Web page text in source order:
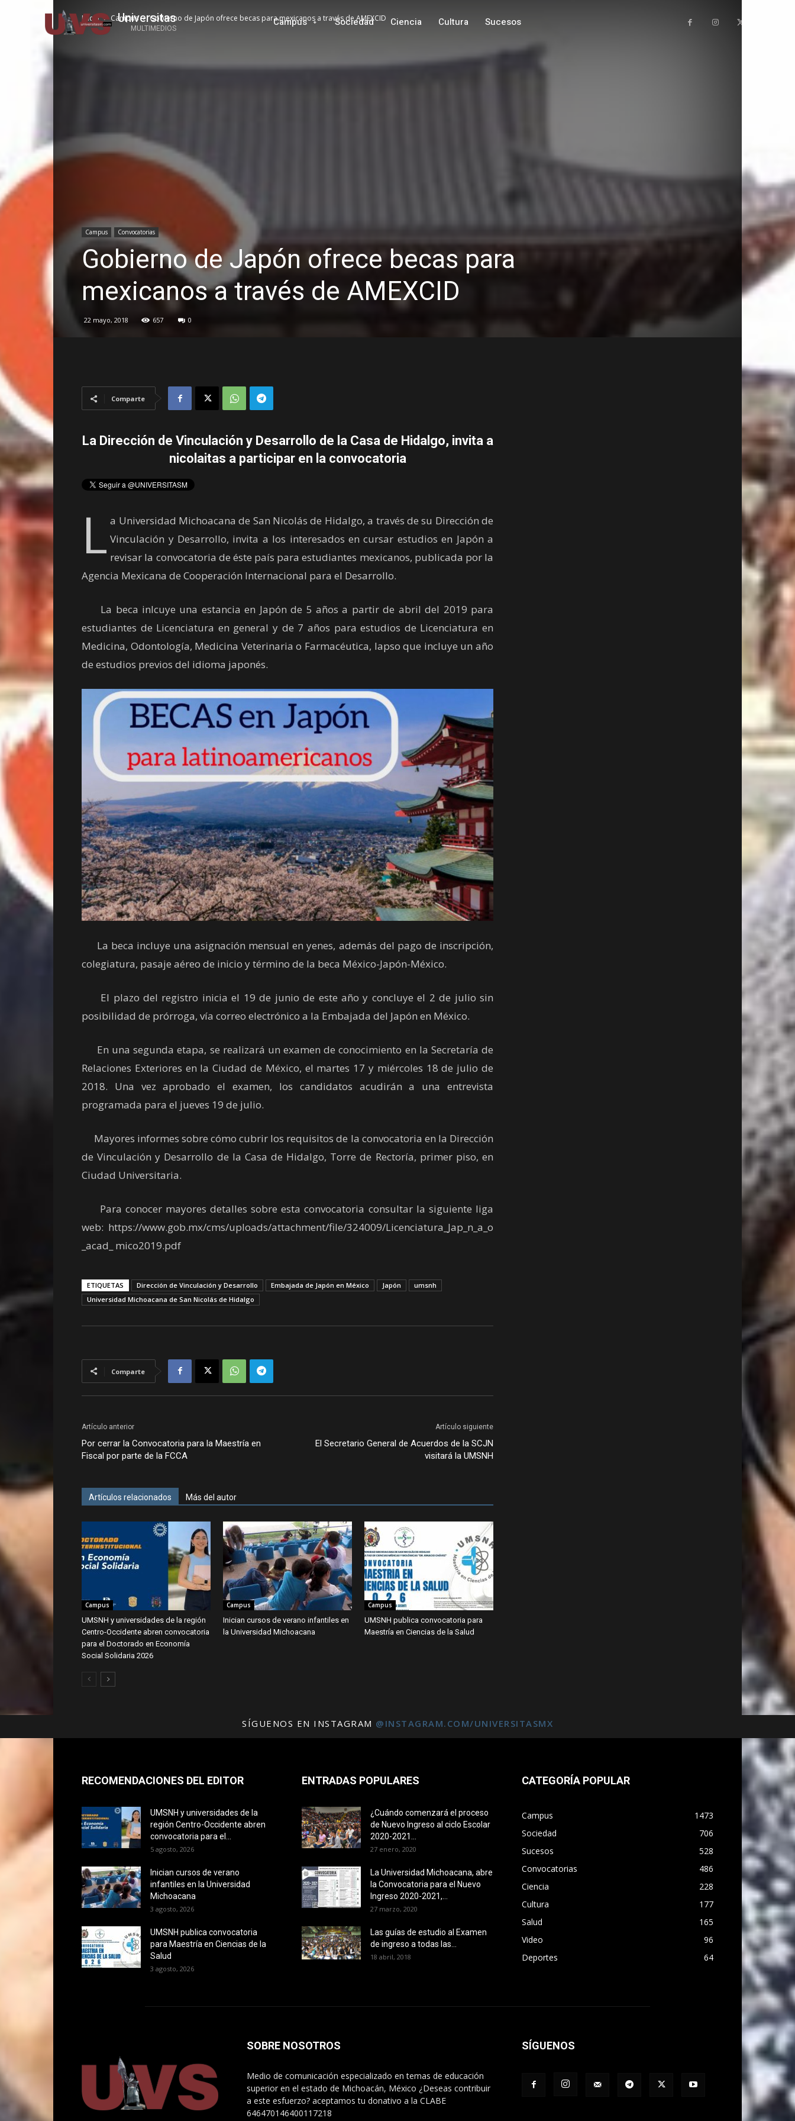
Universitas
MULTIMEDIOS
Campus Sociedad Ciencia Cultura Sucesos
Inicio Campus Gobierno de Japón ofrece becas para mexicanos a través de AMEXCID
Campus Convocatorias
Gobierno de Japón ofrece becas para
mexicanos a través de AMEXCID
22 mayo, 2018 657 0
Comparte
La Dirección de Vinculación y Desarrollo de la Casa de Hidalgo, invita a
nicolaitas a participar en la convocatoria
L a Universidad Michoacana de San Nicolás de Hidalgo, a través de su Dirección de
Vinculación y Desarrollo, invita a los interesados en cursar estudios en Japón a
revisar la convocatoria de éste país para estudiantes mexicanos, publicada por la
Agencia Mexicana de Cooperación Internacional para el Desarrollo.
La beca inlcuye una estancia en Japón de 5 años a partir de abril del 2019 para
estudiantes de Licenciatura en general y de 7 años para estudios de Licenciatura en
Medicina, Odontología, Medicina Veterinaria o Farmacéutica, lapso que incluye un año
de estudios previos del idioma japonés.
La beca incluye una asignación mensual en yenes, además del pago de inscripción,
colegiatura, pasaje aéreo de inicio y término de la beca México-Japón-México.
El plazo del registro inicia el 19 de junio de este año y concluye el 2 de julio sin
posibilidad de prórroga, vía correo electrónico a la Embajada del Japón en México.
En una segunda etapa, se realizará un examen de conocimiento en la Secretaría de
Relaciones Exteriores en la Ciudad de México, el martes 17 y miércoles 18 de julio de
2018. Una vez aprobado el examen, los candidatos acudirán a una entrevista
programada para el jueves 19 de julio.
Mayores informes sobre cómo cubrir los requisitos de la convocatoria en la Dirección
de Vinculación y Desarrollo de la Casa de Hidalgo, Torre de Rectoría, primer piso, en
Ciudad Universitaria.
Para conocer mayores detalles sobre esta convocatoria consultar la siguiente liga
web: https://www.gob.mx/cms/uploads/attachment/file/324009/Licenciatura_Jap_n_a_o
_acad_ mico2019.pdf
ETIQUETAS Dirección de Vinculación y Desarrollo Embajada de Japón en México Japón
umsnh
Universidad Michoacana de San Nicolás de Hidalgo
Comparte
Artículo anterior
Por cerrar la Convocatoria para la Maestría en
Fiscal por parte de la FCCA
Artículo siguiente
El Secretario General de Acuerdos de la SCJN
visitará la UMSNH
Artículos relacionados Más del autor
Campus
UMSNH y universidades de la región
Centro-Occidente abren convocatoria
para el Doctorado en Economía
Social Solidaria 2026
Campus
Inician cursos de verano infantiles en
la Universidad Michoacana
Campus
UMSNH publica convocatoria para
Maestría en Ciencias de la Salud
SÍGUENOS EN INSTAGRAM @INSTAGRAM.COM/UNIVERSITASMX
RECOMENDACIONES DEL EDITOR
UMSNH y universidades de la
región Centro-Occidente abren
convocatoria para el...
5 agosto, 2026
Inician cursos de verano
infantiles en la Universidad
Michoacana
3 agosto, 2026
UMSNH publica convocatoria
para Maestría en Ciencias de la
Salud
3 agosto, 2026
ENTRADAS POPULARES
¿Cuándo comenzará el proceso
de Nuevo Ingreso al ciclo Escolar
2020-2021...
27 enero, 2020
La Universidad Michoacana, abre
la Convocatoria para el Nuevo
Ingreso 2020-2021,...
27 marzo, 2020
Las guías de estudio al Examen
de ingreso a todas las...
18 abril, 2018
CATEGORÍA POPULAR
Campus
1473
Sociedad
706
Sucesos
528
Convocatorias
486
Ciencia
228
Cultura
177
Salud
165
Video
96
Deportes
64
SOBRE NOSOTROS
Medio de comunicación especializado en temas de educación
superior en el estado de Michoacán, México ¿Deseas contribuir
a este esfuerzo? aceptamos tu donativo a la CLABE
646470146400117218
SÍGUENOS